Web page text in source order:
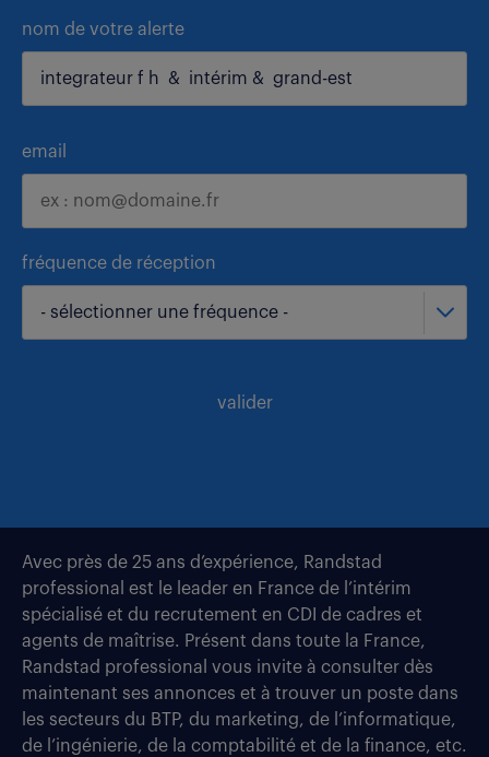
nom de votre alerte
email
fréquence de réception
- sélectionner une fréquence -
valider
Avec près de 25 ans d’expérience, Randstad
professional est le leader en France de l’intérim
spécialisé et du recrutement en CDI de cadres et
agents de maîtrise. Présent dans toute la France,
Randstad professional vous invite à consulter dès
maintenant ses annonces et à trouver un poste dans
les secteurs du BTP, du marketing, de l’informatique,
de l’ingénierie, de la comptabilité et de la finance, etc.